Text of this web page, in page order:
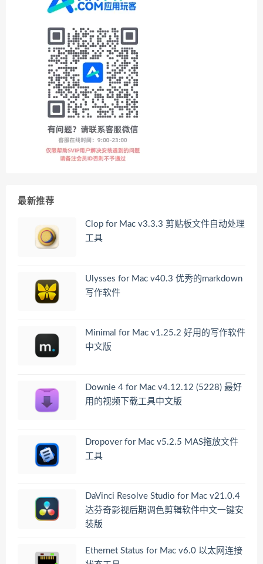
最新推荐
Clop for Mac v3.3.3 剪贴板文件自动处理
工具
Ulysses for Mac v40.3 优秀的markdown
写作软件
Minimal for Mac v1.25.2 好用的写作软件
中文版
Downie 4 for Mac v4.12.12 (5228) 最好
用的视频下载工具中文版
Dropover for Mac v5.2.5 MAS拖放文件
工具
DaVinci Resolve Studio for Mac v21.0.4
达芬奇影视后期调色剪辑软件中文一键安
装版
Ethernet Status for Mac v6.0 以太网连接